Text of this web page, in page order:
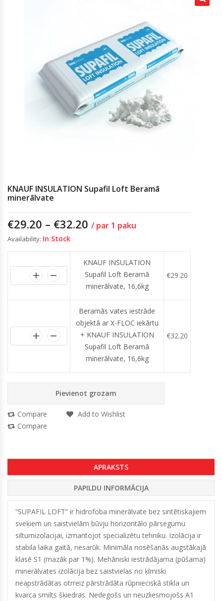
KNAUF INSULATION Supafil Loft Beramā
minerālvate
€29.20 – €32.20 / par 1 paku
Availability: In Stock
KNAUF INSULATION
Supafil Loft Beramā
minerālvate, 16,6kg
€29.20
Beramās vates iestrāde
objektā ar X-FLOC iekārtu
+ KNAUF INSULATION
Supafil Loft Beramā
minerālvate, 16,6kg
€32.20
Pievienot grozam
Compare
Add to Wishlist
Compare
APRAKSTS
PAPILDU INFORMĀCIJA
“SUPAFIL LOFT” ir hidrofoba minerālvate bez sintētiskajiem
sveķiem un saistvielām būvju horizontālo pārsegumu
siltumizolacijai, izmantojot specializētu tehniku. Izolācija ir
stabila laika gaitā, nesarūk. Minimāla nosēšanās augstākajā
klasē S1 (mazāk par 1%). Mehāniski iestrādājama (pūšama)
minerālvates izolācija bez saistvielas no ķīmiski
neapstrādātas otrreiz pārstrādāta rūpnieciskā stikla un
kvarca smilts šķiedras. Nedegošs un neuzliesmojošs A1